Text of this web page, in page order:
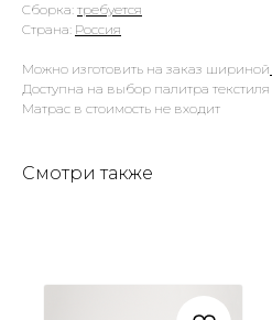
Сборка: требуется
Страна: Россия
Можно изготовить на заказ шириной
Доступна на выбор палитра текстиля
Матрас в стоимость не входит
Смотри также